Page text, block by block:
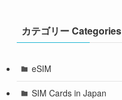
カテゴリー Categories
eSIM
SIM Cards in Japan